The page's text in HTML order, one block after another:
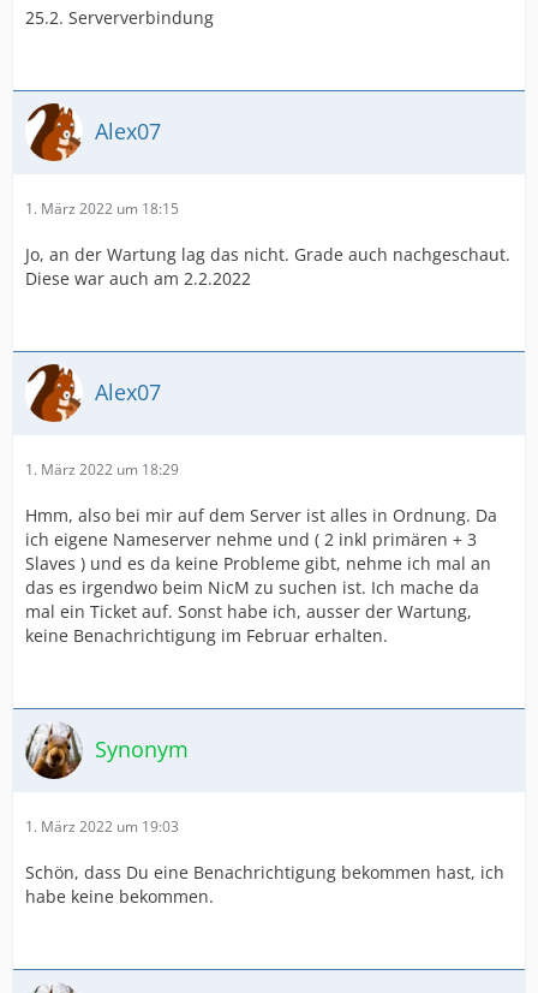
25.2. Serververbindung
Alex07
1. März 2022 um 18:15
Jo, an der Wartung lag das nicht. Grade auch nachgeschaut.
Diese war auch am 2.2.2022
Alex07
1. März 2022 um 18:29
Hmm, also bei mir auf dem Server ist alles in Ordnung. Da
ich eigene Nameserver nehme und ( 2 inkl primären + 3
Slaves ) und es da keine Probleme gibt, nehme ich mal an
das es irgendwo beim NicM zu suchen ist. Ich mache da
mal ein Ticket auf. Sonst habe ich, ausser der Wartung,
keine Benachrichtigung im Februar erhalten.
Synonym
1. März 2022 um 19:03
Schön, dass Du eine Benachrichtigung bekommen hast, ich
habe keine bekommen.